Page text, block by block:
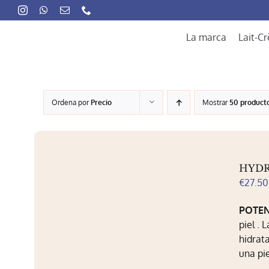
to
La marca Lait-
Ordena porPrecio Mostrar 50
€27.50
piel .
una